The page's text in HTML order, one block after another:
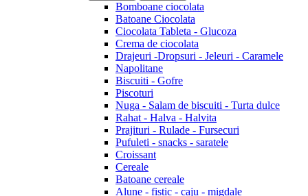
Bomboane ciocolata
Batoane Ciocolata
Ciocolata Tableta - Glucoza
Crema de ciocolata
Drajeuri -Dropsuri - Jeleuri - Caramele
Napolitane
Biscuiti - Gofre
Piscoturi
Nuga - Salam de biscuiti - Turta dulce
Rahat - Halva - Halvita
Prajituri - Rulade - Fursecuri
Pufuleti - snacks - saratele
Croissant
Cereale
Batoane cereale
Alune - fistic - caju - migdale